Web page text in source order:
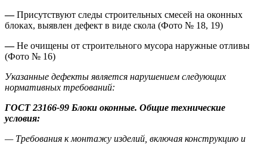
—Присутствуют следы строительных смесей на оконных
блоках, выявлен дефект в виде скола (Фото № 18, 19)
—Не очищены от строительного мусора наружные отливы
(Фото № 16)
Указанные дефекты является нарушением следующих
нормативных требований:
ГОСТ 23166-99 Блоки оконные. Общие технические
условия:
— Требования к монтажу изделий, включая конструкцию и